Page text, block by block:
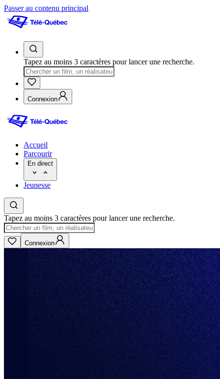
Passer au contenu principal
Tapez au moins 3 caractères pour lancer une recherche.
Connexion
Accueil
Parcourir
En direct
Jeunesse
Tapez au moins 3 caractères pour lancer une recherche.
Connexion